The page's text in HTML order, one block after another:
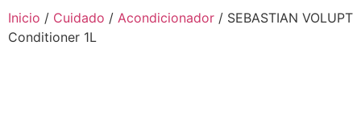
Inicio / Cuidado / Acondicionador / SEBASTIAN VOLUPT
Conditioner 1L